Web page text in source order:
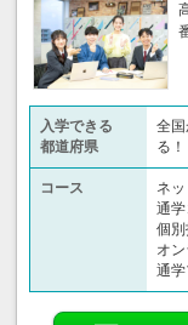
入学できる
都道府県
全
る！
コース
ネ
通学
個別
オ
通学